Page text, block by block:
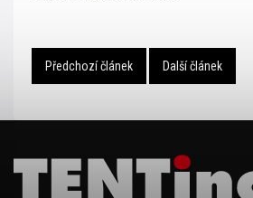
Předchozí článek Další článek